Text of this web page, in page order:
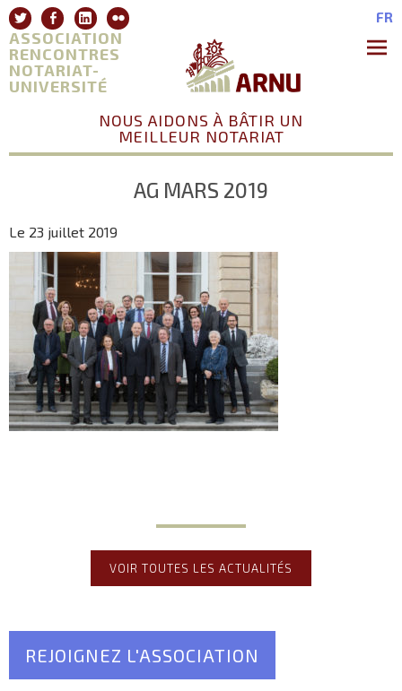
Aller
au
contenu
TwitterFacebook
LinkedinFlickr FR
ASSOCIATION
RENCONTRES
NOTARIAT-
UNIVERSITÉ
NOUS AIDONS À BÂTIR UN
MEILLEUR NOTARIAT
AG MARS 2019
Le 23 juillet 2019
VOIR TOUTES LES ACTUALITÉS
REJOIGNEZ L'ASSOCIATION